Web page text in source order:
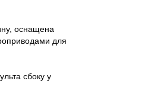
оснащена
для
сбоку у